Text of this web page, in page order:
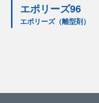
エポリーズ96
エポリーズ（離型剤）